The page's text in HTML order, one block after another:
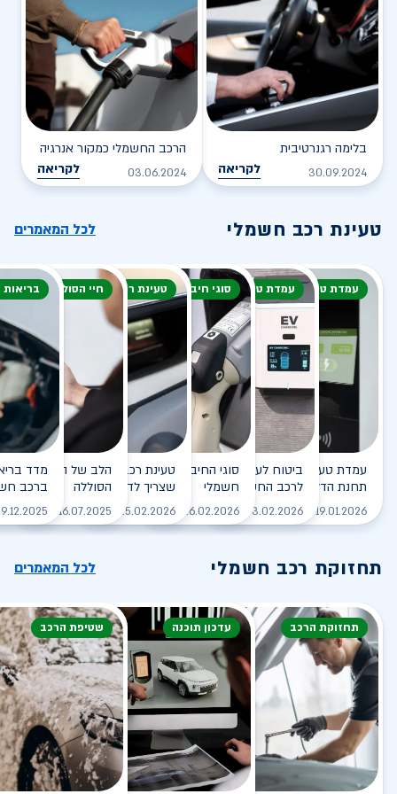
בלימה רגנרטיבית
30.09.2024 לקריאה
הרכב החשמלי כמקור אנרגיה
03.06.2024 לקריאה
טעינת רכב חשמלי לכל המאמרים
עמדת טעינה
עמדת טעינה - הסוף של
תחנת הדלק?
19.01.2026 לקריאה
עמדת טעינה
ביטוח לעמדת טעינה ביתית
לרכב החשמלי
03.02.2026 לקריאה
סוגי חיבור
סוגי החיבורים לטעינת רכב
חשמלי
26.02.2026 לקריאה
טעינת רכב חשמלי
טעינת רכב חשמלי - כל מה
שצריך לדעת
25.02.2026 לקריאה
חיי הסוללה
הלב של הרכב
הסוללה
16.07.2025
ברכב
תחזוקת רכב חשמלי לכל המאמרים
תחזוקת הרכב עדכון תוכנה שטיפת הרכב